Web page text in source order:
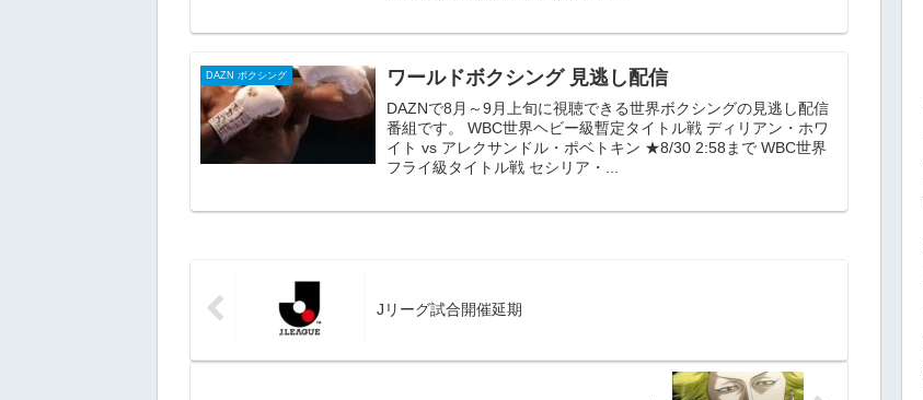
DAZN ボクシング ワールドボクシング 見逃し配信
DAZNで8月～9月上旬に視聴できる世界ボクシングの見逃し配信
番組です。 WBC世界ヘビー級暫定タイトル戦 ディリアン・ホワ
イト vs アレクサンドル・ポベトキン ★8/30 2:58まで WBC世界
フライ級タイトル戦 セシリア・...
Jリーグ試合開催延期